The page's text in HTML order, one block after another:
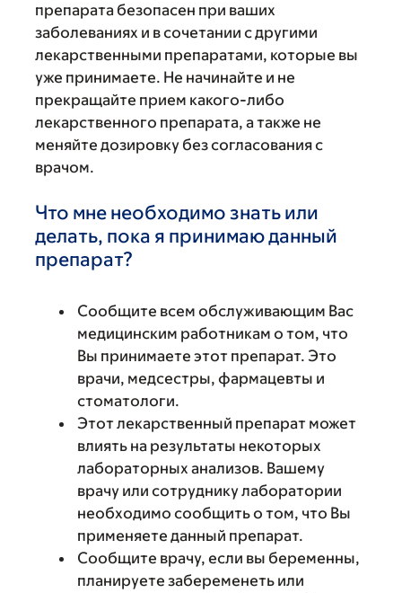
препарата безопасен при ваших
заболеваниях и в сочетании с другими
лекарственными препаратами, которые вы
уже принимаете. Не начинайте и не
прекращайте прием какого-либо
лекарственного препарата, а также не
меняйте дозировку без согласования с
врачом.
Что мне необходимо знать или
делать, пока я принимаю данный
препарат?
Сообщите всем обслуживающим Вас
медицинским работникам о том, что
Вы принимаете этот препарат. Это
врачи, медсестры, фармацевты и
стоматологи.
Этот лекарственный препарат может
влиять на результаты некоторых
лабораторных анализов. Вашему
врачу или сотруднику лаборатории
необходимо сообщить о том, что Вы
применяете данный препарат.
Сообщите врачу, если вы беременны,
планируете забеременеть или